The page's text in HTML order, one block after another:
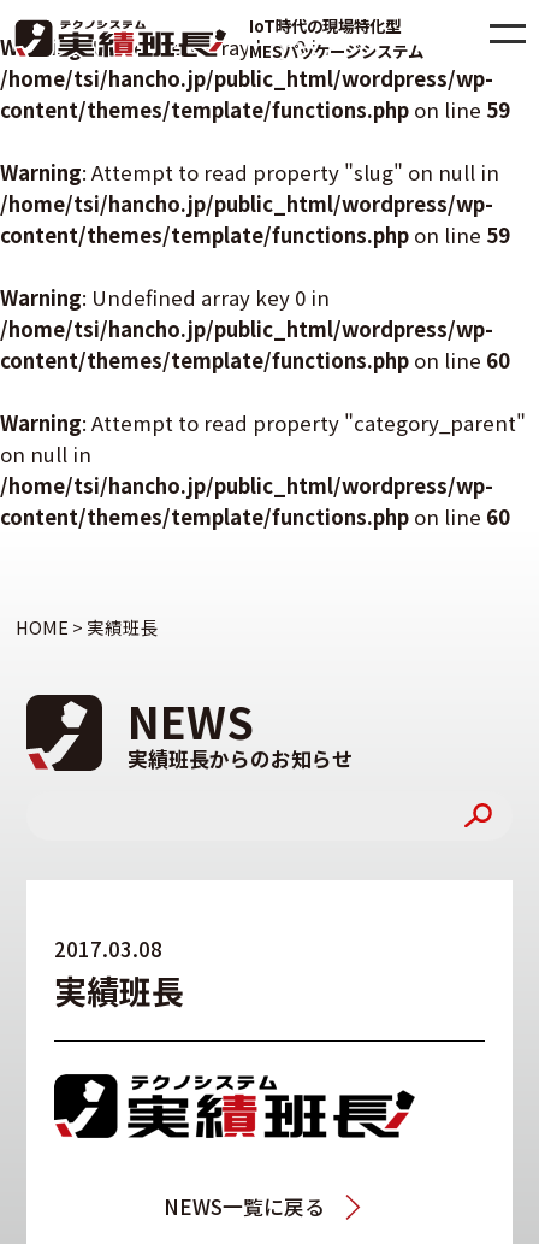
Warning: Undefined array key 0 in
/home/tsi/hancho.jp/public_html/wordpress/wp-
content/themes/template/functions.php on line 59
Warning: Attempt to read property "slug" on null in
/home/tsi/hancho.jp/public_html/wordpress/wp-
content/themes/template/functions.php on line 59
Warning: Undefined array key 0 in
/home/tsi/hancho.jp/public_html/wordpress/wp-
content/themes/template/functions.php on line 60
Warning: Attempt to read property "category_parent"
on null in
/home/tsi/hancho.jp/public_html/wordpress/wp-
content/themes/template/functions.php on line 60
IoT時代の現場特化型
MESパッケージシステム
HOME > 実績班長
NEWS
実績班長からのお知らせ
2017.03.08
実績班長
NEWS一覧に戻る